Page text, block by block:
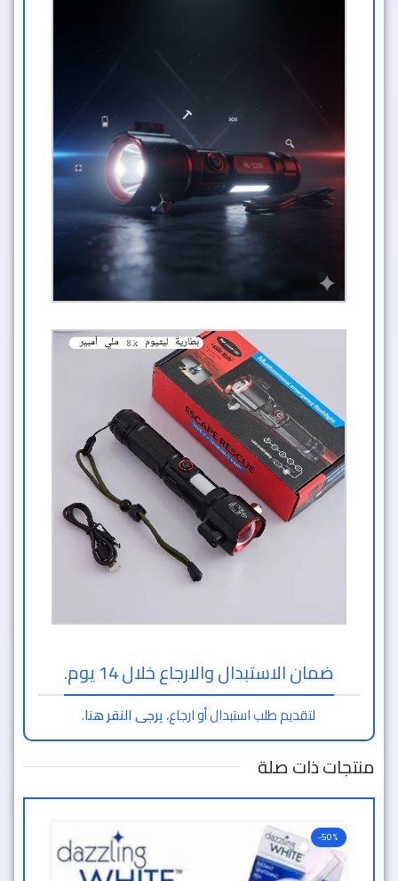
ضمان الاستبدال والارجاع خلال 14 يوم.
لتقديم طلب استبدال أو ارجاع،يرجى النقر هنا.
منتجات ذات صلة
-50%